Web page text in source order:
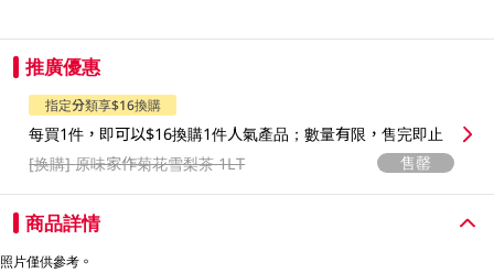
推廣優惠
指定分類享$16換購
每買1件，即可以$16換購1件人氣產品；數量有限，售完即止
[换購]原味家作菊花雪梨茶 1LT 售罄
商品詳情
照片僅供參考。